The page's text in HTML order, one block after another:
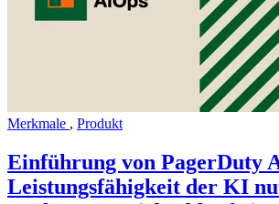
Merkmale , Produkt
Einführung von PagerDuty
Leistungsfähigkeit der KI